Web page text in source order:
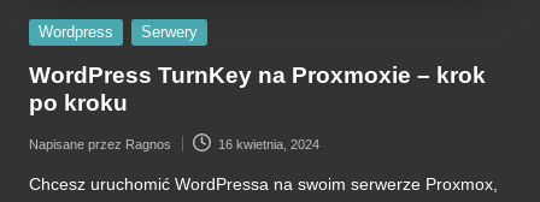
Posted
Wordpress Serwery
WordPress TurnKey na Proxmoxie – krok
po kroku
Posted
by
Napisane przez Ragnos 16 kwietnia, 2024
Chcesz uruchomić WordPressa na swoim serwerze Proxmox,